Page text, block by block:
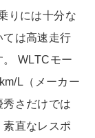
りには十分な
ては高速走行
WLTCモー
L（メーカー
さだけでは
直なレスポ